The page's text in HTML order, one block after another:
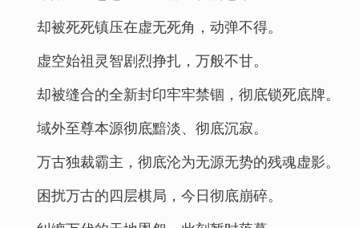
却被死死镇压在虚无死角，动弹不得。
虚空始祖灵智剧烈挣扎，万般不甘。
却被缝合的全新封印牢牢禁锢，彻底锁死底牌。
域外至尊本源彻底黯淡、彻底沉寂。
万古独裁霸主，彻底沦为无源无势的残魂虚影。
困扰万古的四层棋局，今日彻底崩碎。